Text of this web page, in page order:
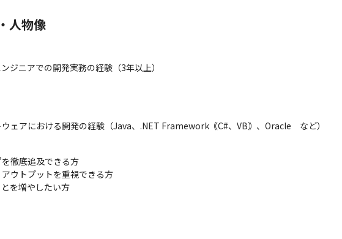
人物像
ジニアでの開発実務の経験（3年以上）
ェアにおける開発の経験（Java、.NET Framework｟C#、VB｠、Oracle　など）
徹底追及できる方
ウトプットを重視できる方
を増やしたい方